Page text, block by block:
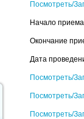
Посмотреть/
Начало
Окончание
Дата
Посмотреть/
Посмотреть/
Посмотреть/